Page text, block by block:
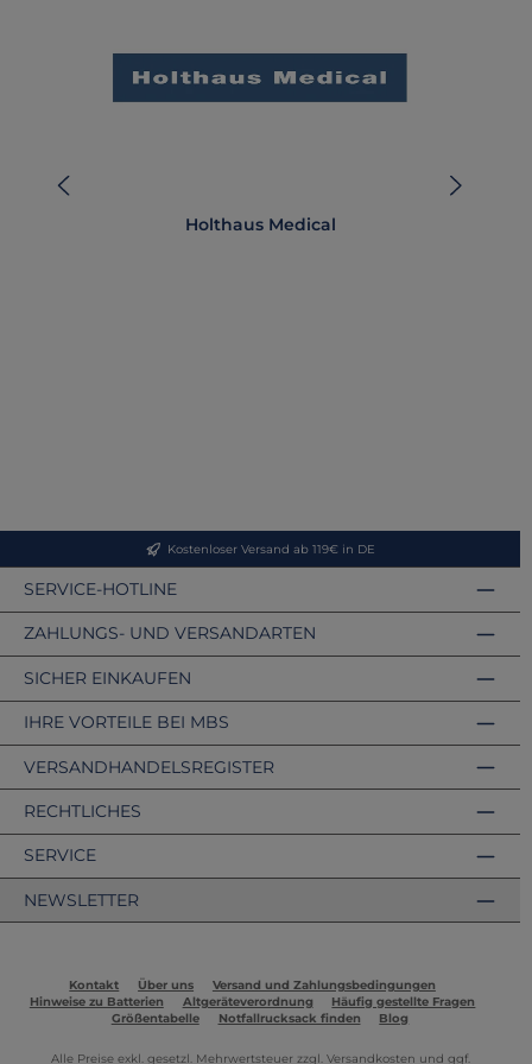
Holthaus Medical
Kostenloser Versand ab 119€ in DE
SERVICE-HOTLINE
ZAHLUNGS- UND VERSANDARTEN
VERSANDHANDELSREGISTER
SICHER EINKAUFEN
IHRE VORTEILE BEI MBS
RECHTLICHES
SERVICE
NEWSLETTER
Kontakt Über uns
Versand und Zahlungsbedingungen
Hinweise zu Batterien
Altgeräteverordnung
Häufig gestellte Fragen
Größentabelle
Notfallrucksack finden Blog
Alle Preise exkl. gesetzl. Mehrwertsteuer zzgl. Versandkosten und ggf.